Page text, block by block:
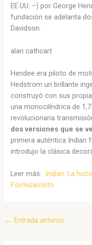
EE.UU. –) por George
fundación se adelanta
Davidson.
alan cathcart
Hendee era piloto de
Hedstrom un brillante
construyó con sus
una monocilíndrica de
revolucionaria
dos versiones que se
primera auténtica Indian
introdujo la clásica
Leer más:
Indian: La
Fórmulamoto
← Entrada anterior